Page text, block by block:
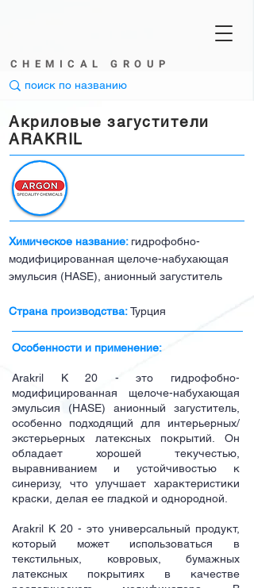
CHEMICAL GROUP
Акриловые загустители
ARAKRIL
Химическое название: гидрофобно-
модифицированная щелоче-набухающая
эмульсия (HASE), анионный загуститель
Страна производства:Турция
Особенности и применение:
Arakril K 20 - это гидрофобно-
модифицированная щелоче-набухающая
эмульсия (HASE) анионный загуститель,
особенно подходящий для интерьерных/
экстерьерных латексных покрытий. Он
обладает хорошей текучестью,
выравниванием и устойчивостью к
синеризу, что улучшает характеристики
краски, делая ее гладкой и однородной.
Arakril K 20 - это универсальный продукт,
который может использоваться в
текстильных, ковровых, бумажных
латексных покрытиях в качестве